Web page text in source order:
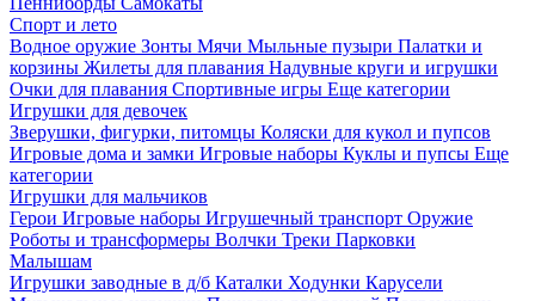
Спорт и лето
Водное оружие Зонты Мячи Мыльные пузыри Палатки и
корзины Жилеты для плавания Надувные круги и игрушки
Очки для плавания Спортивные игры Еще категории
Игрушки для девочек
Зверушки, фигурки, питомцы Коляски для кукол и пупсов
Игровые дома и замки Игровые наборы Куклы и пупсы Еще
категории
Игрушки для мальчиков
Герои Игровые наборы Игрушечный транспорт Оружие
Роботы и трансформеры Волчки Треки Парковки
Малышам
Игрушки заводные в д/б Каталки Ходунки Карусели